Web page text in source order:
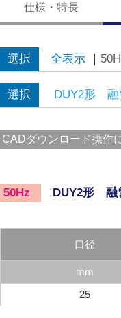
仕様・特長
選択 全表示｜
選択 DUY2形 融
CADダウンロード操作
50Hz DUY2形 融
口径
mm
25